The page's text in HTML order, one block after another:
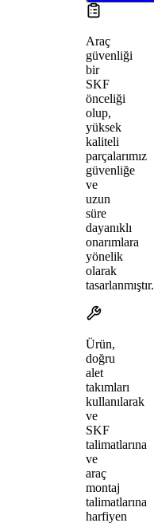
Araç
güvenliği
bir
SKF
önceliği
olup,
yüksek
kaliteli
parçalarımız
güvenliğe
ve
uzun
süre
dayanıklı
onarımlara
yönelik
olarak
tasarlanmıştır.
Ürün,
doğru
alet
takımları
kullanılarak
ve
SKF
talimatlarına
ve
araç
montaj
talimatlarına
harfiyen